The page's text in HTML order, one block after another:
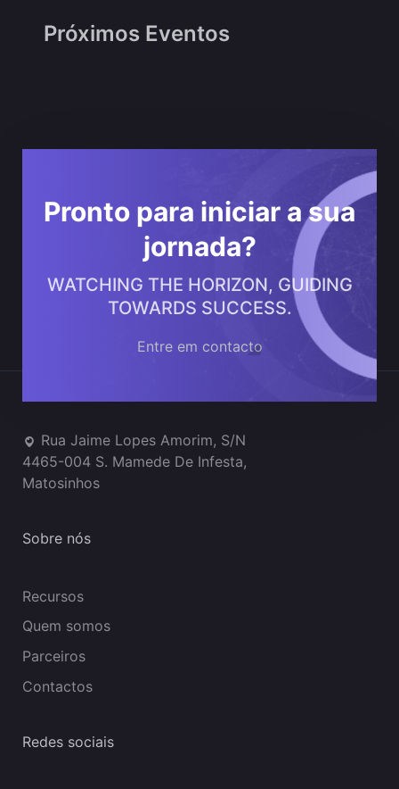
Próximos Eventos
Pronto para iniciar a sua
jornada?
WATCHING THE HORIZON, GUIDING
TOWARDS SUCCESS.
Entre em contacto
Rua Jaime Lopes Amorim, S/N
4465-004 S. Mamede De Infesta,
Matosinhos
Sobre nós
Recursos
Quem somos
Parceiros
Contactos
Redes sociais